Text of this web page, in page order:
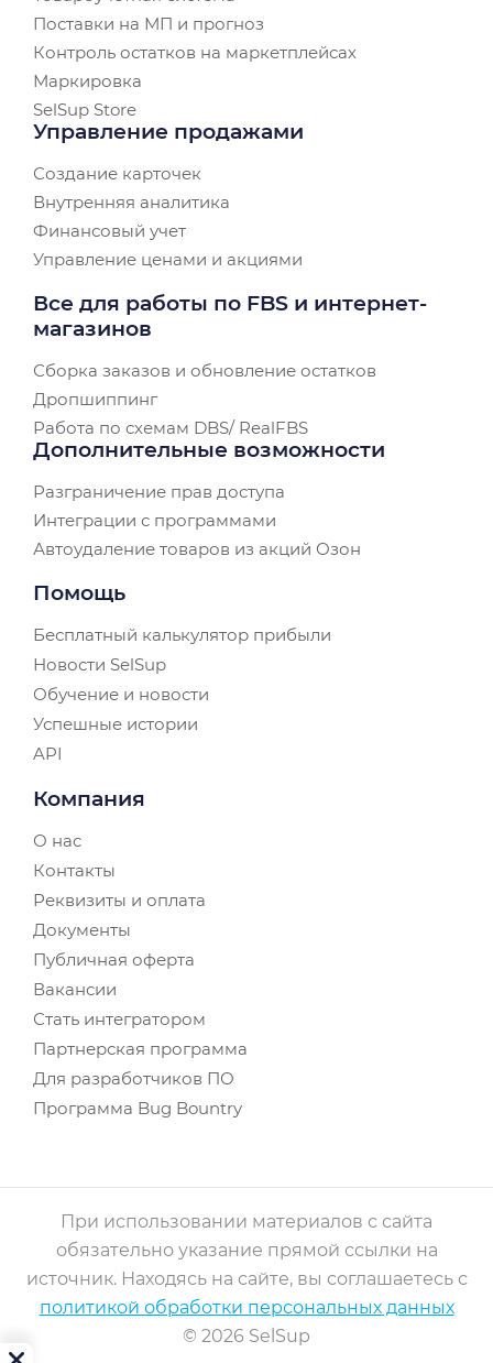
Поставки на МП и прогноз
Контроль остатков на маркетплейсах
Маркировка
SelSup Store
Управление продажами
Создание карточек
Внутренняя аналитика
Финансовый учет
Управление ценами и акциями
Все для работы по FBS и интернет-
магазинов
Сборка заказов и обновление остатков
Дропшиппинг
Работа по схемам DBS/ RealFBS
Дополнительные возможности
Разграничение прав доступа
Интеграции с программами
Автоудаление товаров из акций Озон
Помощь
Бесплатный калькулятор прибыли
Новости SelSup
Обучение и новости
Успешные истории
API
Компания
О нас
Контакты
Реквизиты и оплата
Документы
Публичная оферта
Вакансии
Стать интегратором
Партнерская программа
Для разработчиков ПО
Программа Bug Bountry
При использовании материалов с сайта
обязательно указание прямой ссылки на
источник. Находясь на сайте, вы соглашаетесь с
политикой обработки персональных данных
© 2026 SelSup